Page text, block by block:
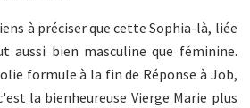
à préciser que cette Sophia-là, liée
aussi bien masculine que féminine.
formule à la fin de Réponse à Job,
la bienheureuse Vierge Marie plus